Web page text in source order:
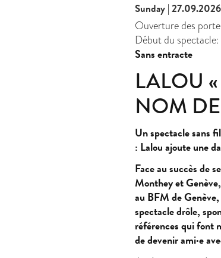
Sunday | 27.09.2026
Ouverture des
Début du spectacle:
Sans entracte
LALOU
NOM
Un spectacle sans
: Lalou ajoute une
Face au succès de
Monthey et
au BFM de
spectacle drôle,
références qui font
de devenir ami·e